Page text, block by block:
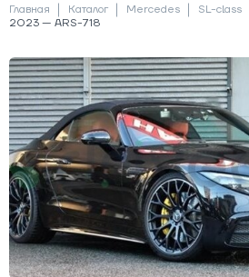
Главная Каталог Mercedes SL-class
2023 — ARS-718